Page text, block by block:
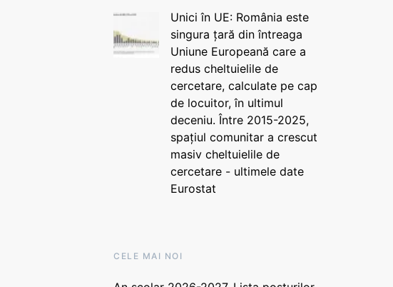
Unici în UE: România este
singura țară din întreaga
Uniune Europeană care a
redus cheltuielile de
cercetare, calculate pe cap
de locuitor, în ultimul
deceniu. Între 2015-2025,
spațiul comunitar a crescut
masiv cheltuielile de
cercetare - ultimele date
Eurostat
CELE MAI NOI